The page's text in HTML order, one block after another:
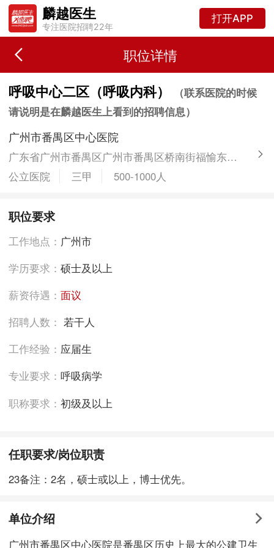
麟越医生
专注医院招聘22年
打开APP
职位详情
呼吸中心二区（呼吸内科）
（联系医院的时候
请说明是在麟越医生上看到的招聘信息）
广州市番禺区中心医院
广东省广州市番禺区广州市番禺区桥南街福愉东路8号
公立医院
三甲 500-1000人
职位要求
工作地点： 广州市
学历要求：硕士及以上
薪资待遇：面议
招聘人数：若干人
工作经验： 应届生
专业要求：呼吸病学
职称要求：初级及以上
任职要求/岗位职责
23备注：2名，硕士或以上，博士优先。
单位介绍
广州市番禺区中心医院是番禺区历史上最大的公建卫生